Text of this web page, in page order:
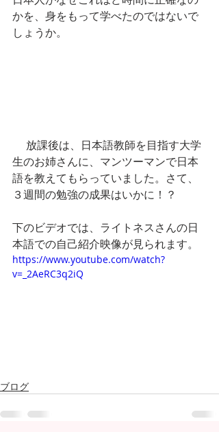
かを、身をもって学べたのではないで
しょうか。
生のお姉さんに、マンツーマンで日本
語を教えてもらっていました。さて、
３週間の勉強の成果はいかに！？
下のビデオでは、ライトネスさんの日
本語での自己紹介映像が見られます。
https://www.youtube.com/watch?
v=_2AeRC3q2iQ
ブログ